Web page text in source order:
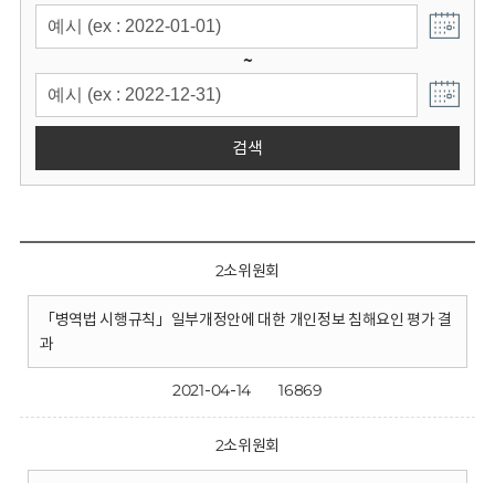
~
검색
2소위원회
「병역법 시행규칙」일부개정안에 대한 개인정보 침해요인 평가 결
과
2021-04-14 16869
2소위원회